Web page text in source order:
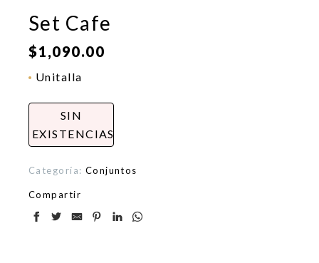
Set Cafe
$1,090.00
Unitalla
SIN
EXISTENCIAS
Categoría: Conjuntos
Compartir